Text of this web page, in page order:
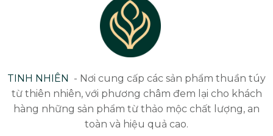
TINH NHIÊN - Nơi cung cấp các sản phẩm thuần túy
từ thiên nhiên, với phương châm đem lại cho khách
hàng những sản phẩm từ thảo mộc chất lượng, an
toàn và hiệu quả cao.